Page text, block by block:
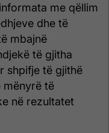
me qëllim
dhe të
mbajnë
të gjitha
shpifje të gjithë
mënyrë të
në rezultatet